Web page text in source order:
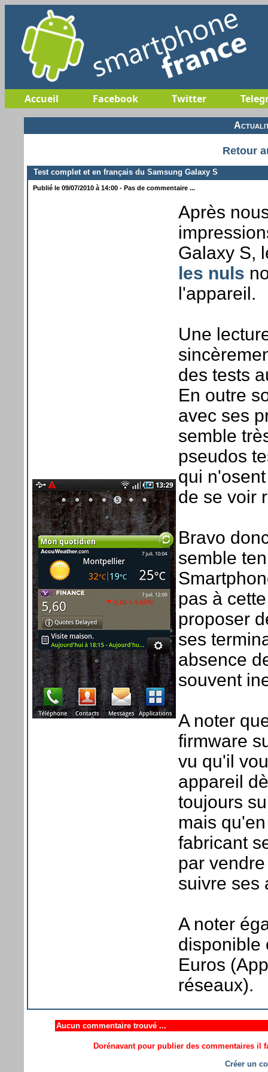
Accueil Facebook Twitter
Retour
Test complet et en français du Samsung Galaxy S
Publié le 09/07/2010 à 14:00 - Pas de commentaire ...
Après
Galaxy S,
les nuls
l'appareil.
Une
des tests
En outre
avec ses
semble
pseudos
qui
de se voir
Bravo
semble
pas à
proposer
ses
absence
souvent
A noter
firmware
vu qu'il
appareil
toujours
mais
fabricant
par
suivre ses
A noter
Euros
réseaux).
Aucun commentaire trouvé ...
Dorénavant pour publier des commentaires il
Créer un